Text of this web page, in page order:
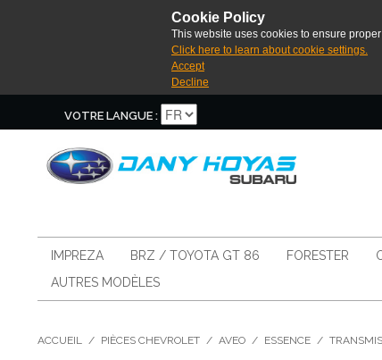
Cookie Policy
This website uses cookies to ensure
Click here to learn about cookie settings.
Accept
Decline
VOTRE LANGUE :
IMPREZA BRZ / TOYOTA GT 86 FORESTER
AUTRES MODÈLES
ACCUEIL / PIÈCES CHEVROLET / AVEO / ESSENCE /